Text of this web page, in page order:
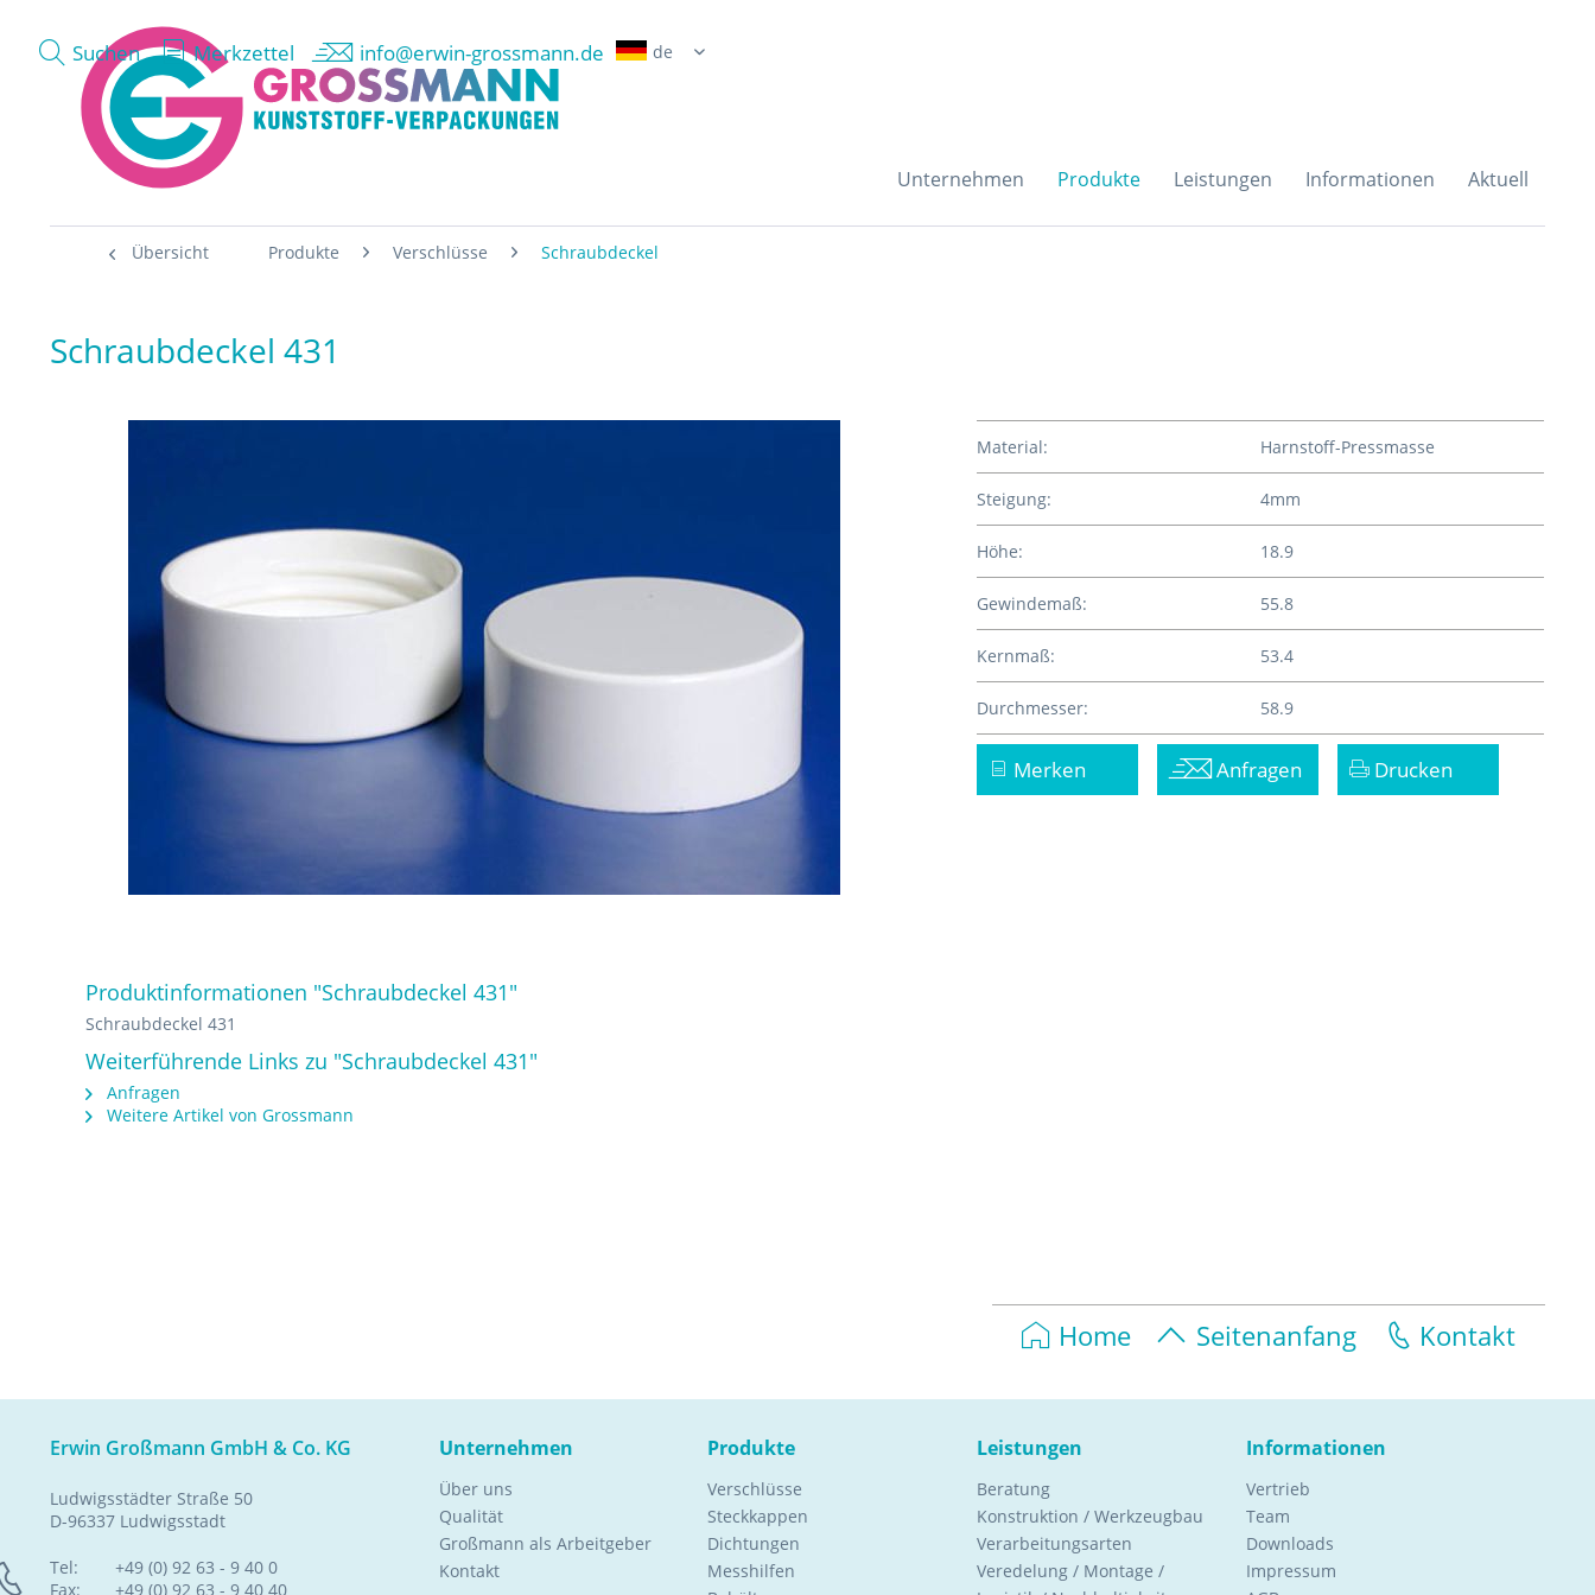
Suchen Merkzettel info@erwin-grossmann.de
Unternehmen Produkte Leistungen Informationen Aktuell
Übersicht Produkte Verschlüsse Schraubdeckel
Schraubdeckel 431
Produktinformationen "Schraubdeckel 431"
Schraubdeckel 431
Weiterführende Links zu "Schraubdeckel 431"
Anfragen
Weitere Artikel von Grossmann
Material: Harnstoff-Pressmasse
Steigung: 4mm
Höhe: 18.9
Gewindemaß: 55.8
Kernmaß: 53.4
Durchmesser: 58.9
Merken Anfragen Drucken
Home Seitenanfang Kontakt
Erwin Großmann GmbH & Co. KG
Ludwigsstädter Straße 50
D-96337 Ludwigsstadt
Tel:
Fax:
+49 (0) 92 63 - 9 40 0
+49 (0) 92 63 - 9 40 40
Unternehmen
Über uns
Qualität
Großmann als Arbeitgeber
Kontakt
Produkte
Verschlüsse
Steckkappen
Dichtungen
Messhilfen
Leistungen
Beratung
Konstruktion / Werkzeugbau
Verarbeitungsarten
Veredelung / Montage /
Informationen
Vertrieb
Team
Downloads
Impressum